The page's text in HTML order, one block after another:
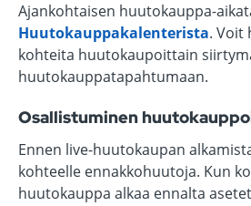
Ajankohtaisen huutokauppa-
Huutokauppakalenterista. Voit
kohteita huutokaupoittain
huutokauppatapahtumaan.
Osallistuminen
Ennen live-huutokaupan
kohteelle ennakkohuutoja. Kun
huutokauppa alkaa ennalta